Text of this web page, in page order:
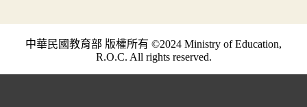
中華民國教育部 版權所有 ©2024 Ministry of Education,
R.O.C. All rights reserved.